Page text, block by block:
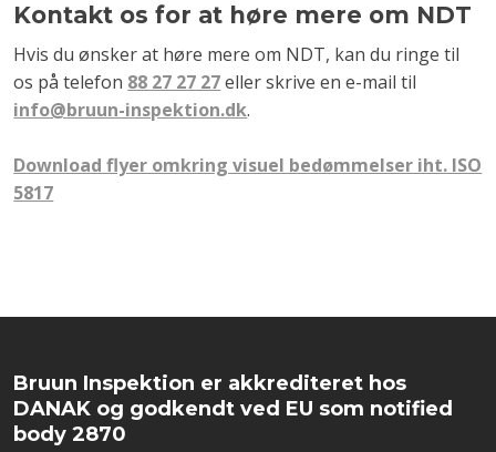
Kontakt os for at høre mere om NDT
Hvis du ønsker at høre mere om NDT, kan du ringe til
os på telefon 88 27 27 27eller skrive en e-mail til
info@bruun-inspektion.dk.
Download flyer omkring visuel bedømmelser iht. ISO
5817
Bruun Inspektion er akkrediteret hos
DANAK og godkendt ved EU som notified
body 2870